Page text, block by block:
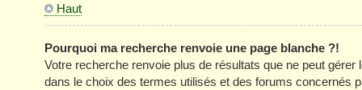
Haut
Pourquoi ma recherche renvoie une page blanche ?!
Votre recherche renvoie plus de résultats que ne peut
dans le choix des termes utilisés et des forums concernés